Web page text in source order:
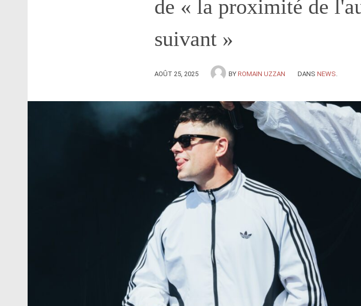
de « la proximité de
suivant »
AOÛT 25, 2025 BY ROMAIN UZZAN DANS NEWS